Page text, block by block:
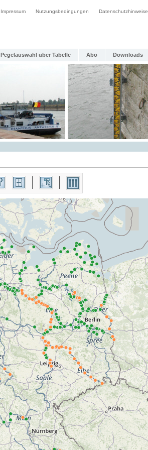
Impressum Nutzungsbedingungen Datenschutzhinweise
Pegelauswahl über Tabelle Abo Downloads